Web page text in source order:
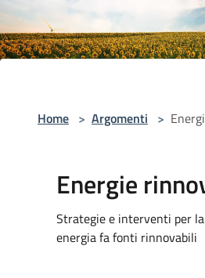
Home > Argomenti >
Energie
Strategie e interventi per
energia fa fonti rinnovabili